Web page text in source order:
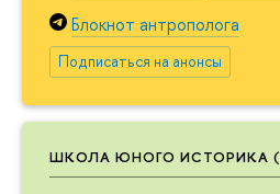
Блокнот антрополога
Подписаться на анонсы
ШКОЛА ЮНОГО ИСТОРИКА